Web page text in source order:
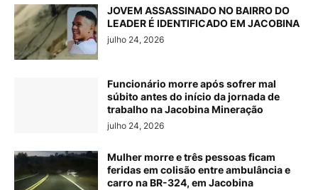
JOVEM ASSASSINADO NO BAIRRO DO
LEADER É IDENTIFICADO EM JACOBINA
julho 24, 2026
Funcionário morre após sofrer mal
súbito antes do início da jornada de
trabalho na Jacobina Mineração
julho 24, 2026
Mulher morre e três pessoas ficam
feridas em colisão entre ambulância e
carro na BR-324, em Jacobina